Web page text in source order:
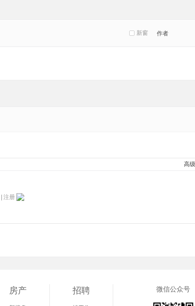
新窗 作者
高
注册
房产 招聘 微信公众号